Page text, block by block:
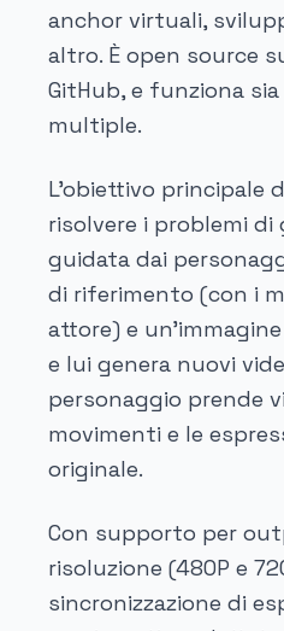
anchor virtuali,
altro. È open source
GitHub, e funziona
multiple.
L'obiettivo principale
risolvere i problemi di
guidata dai
di riferimento (con i
attore) e
e lui genera nuovi
personaggio prende
movimenti e le
originale.
Con supporto per
risoluzione (480P e
sincronizzazione di